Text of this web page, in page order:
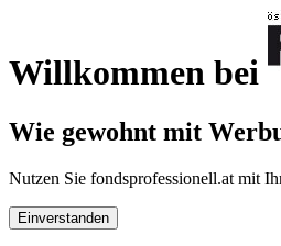
Willkommen bei
Wie gewohnt mit
Nutzen Sie fondsprofessionell.at mit
Einverstanden